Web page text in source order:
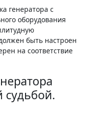
генератора с
оборудования
быть настроен
на соответствие